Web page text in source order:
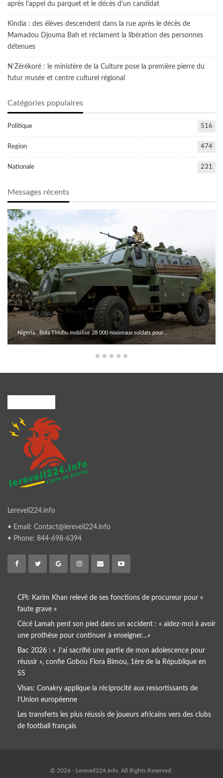
après l’appel du parquet et le décès d’un candidat
Kindia : des élèves descendent dans la rue après le décès de
Mamadou Djouma Bah et réclament la libération des personnes
détenues
N’Zérékoré : le ministère de la Culture pose la première pierre du
futur musée et centre culturel régional
Catégories populaires
Politique 516
Region 474
Nationale 231
Messages récents
Nigeria : Bola Tinubu mobilise 28 000 nouveaux soldats pour…
Lereveil224.info
• Email: Contact@lereveil224.info
• Phone: 844-698-6394
CPI: Karim Khan relevé de ses fonctions de procureur pour «
faute grave »
Cécé Lamah perd son pied dans un accident : « aidez-moi à avoir
une prothèse pour continuer à enseigner…»
Bac 2026 : « J’ai sacrifié une partie de mon adolescence pour
réussir », confie Gobou Flora Bimou, 1ère de la République en
SS
Visas: Conakry applique la réciprocité aux ressortissants de
l’Union européenne
Les transferts les plus réussis de joueurs africains vers des clubs
de football français
© 2026 - Lereveil224.Info. All Rights Reserved.